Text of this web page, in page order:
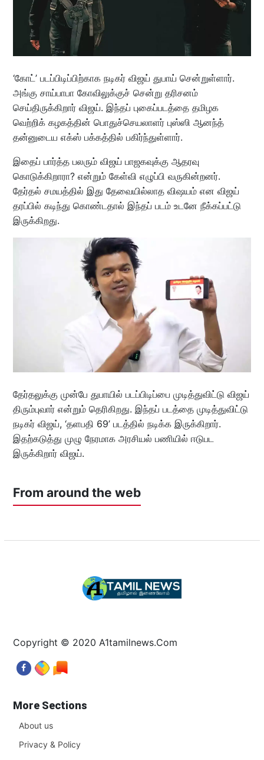
‘கோட்’ படப்பிடிப்பிற்காக நடிகர் விஜய் துபாய் சென்றுள்ளார்.
அங்கு சாய்பாபா கோவிலுக்குச் சென்று தரிசனம்
செய்திருக்கிறார் விஜய். இந்தப் புகைப்படத்தை தமிழக
வெற்றிக் கழகத்தின் பொதுச்செயலாளர் புஸ்ஸி ஆனந்த்
தன்னுடைய எக்ஸ் பக்கத்தில் பகிர்ந்துள்ளார்.
இதைப் பார்த்த பலரும் விஜய் பாஜகவுக்கு ஆதரவு
கொடுக்கிறாரா? என்றும் கேள்வி எழுப்பி வருகின்றனர்.
தேர்தல் சமயத்தில் இது தேவையில்லாத விஷயம் என விஜய்
தரப்பில் கடிந்து கொண்டதால் இந்தப் படம் உடனே நீக்கப்பட்டு
இருக்கிறது.
தேர்தலுக்கு முன்பே துபாயில் படப்பிடிப்பை முடித்துவிட்டு விஜய்
திரும்புவார் என்றும் தெரிகிறது. இந்தப் படத்தை முடித்துவிட்டு
நடிகர் விஜய், ‘தளபதி 69’ படத்தில் நடிக்க இருக்கிறார்.
இதற்கடுத்து முழு நேரமாக அரசியல் பணியில் ஈடுபட
இருக்கிறார் விஜய்.
From around the web
Copyright © 2020 A1tamilnews.Com
More Sections
About us
Privacy & Policy